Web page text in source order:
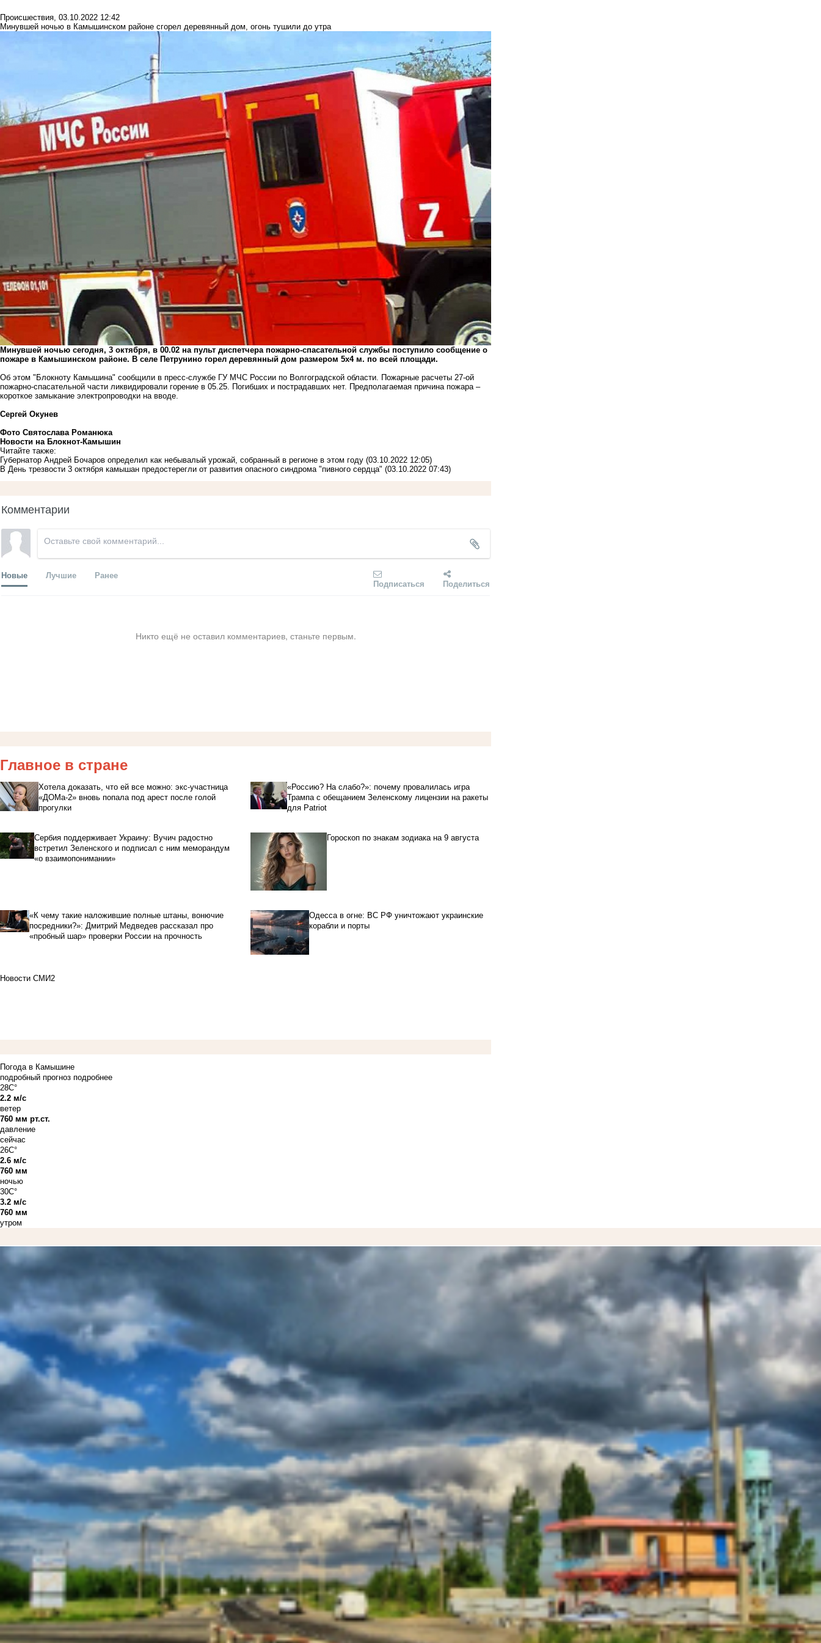
Происшествия, 03.10.2022 12:42
Минувшей ночью в Камышинском районе сгорел деревянный дом, огонь тушили до утра
Минувшей ночью сегодня, 3 октября, в 00.02 на пульт диспетчера пожарно-спасательной службы поступило сообщение о
пожаре в Камышинском районе. В селе Петрунино горел деревянный дом размером 5х4 м. по всей площади.
Об этом "Блокноту Камышина" сообщили в пресс-службе ГУ МЧС России по Волгоградской области. Пожарные расчеты 27-ой
пожарно-спасательной части ликвидировали горение в 05.25. Погибших и пострадавших нет. Предполагаемая причина пожара –
короткое замыкание электропроводки на вводе.
Сергей Окунев
Фото Святослава Романюка
Новости на Блoкнoт-Камышин
Читайте также:
Губернатор Андрей Бочаров определил как небывалый урожай, собранный в регионе в этом году (03.10.2022 12:05)
В День трезвости 3 октября камышан предостерегли от развития опасного синдрома "пивного сердца" (03.10.2022 07:43)
Комментарии
Новые Лучшие Ранее
Подписаться Поделиться
Никто ещё не оставил комментариев, станьте первым.
Главное в стране
Хотела доказать, что ей все можно: экс-участница
«ДОМа-2» вновь попала под арест после голой
прогулки
«Россию? На слабо?»: почему провалилась игра
Трампа с обещанием Зеленскому лицензии на ракеты
для Patriot
Сербия поддерживает Украину: Вучич радостно
встретил Зеленского и подписал с ним меморандум
«о взаимопонимании»
Гороскоп по знакам зодиака на 9 августа
«К чему такие наложившие полные штаны, вонючие
посредники?»: Дмитрий Медведев рассказал про
«пробный шар» проверки России на прочность
Одесса в огне: ВС РФ уничтожают украинские
корабли и порты
Новости СМИ2
Погода в Камышине
подробный прогноз подробнее
28C°
2.2 м/с
ветер
760 мм рт.ст.
давление
сейчас
26C°
2.6 м/с
760 мм
ночью
30C°
3.2 м/с
760 мм
утром